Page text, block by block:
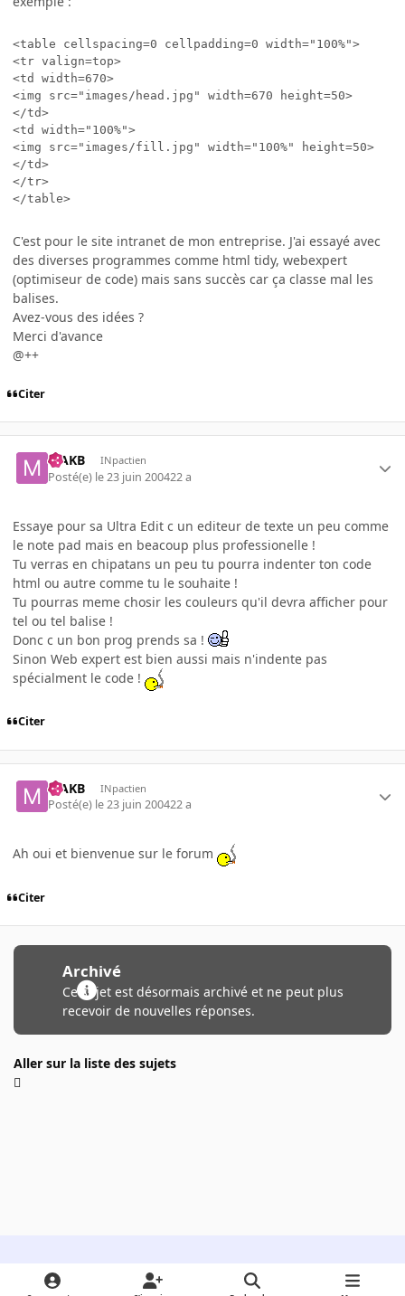
<table cellspacing=0 cellpadding=0 width="100%">
<tr valign=top>
<td width=670>
<img src="images/head.jpg" width=670 height=50>
</td>
<td width="100%">
<img src="images/fill.jpg" width="100%" height=50>
</td>
</tr>
</table>
C'est pour le site intranet de mon entreprise. J'ai essayé avec
des diverses programmes comme html tidy, webexpert
(optimiseur de code) mais sans succès car ça classe mal les
balises.
Avez-vous des idées ?
Merci d'avance
@++
Citer
MAKB INpactien
Posté(e) le 23 juin 200422 a
Essaye pour sa Ultra Edit c un editeur de texte un peu comme
le note pad mais en beacoup plus professionelle !
Tu verras en chipatans un peu tu pourra indenter ton code
html ou autre comme tu le souhaite !
Tu pourras meme chosir les couleurs qu'il devra afficher pour
tel ou tel balise !
Donc c un bon prog prends sa !
Sinon Web expert est bien aussi mais n'indente pas
spécialment le code !
Citer
MAKB INpactien
Posté(e) le 23 juin 200422 a
Ah oui et bienvenue sur le forum
Citer
Archivé
Ce sujet est désormais archivé et ne peut plus
recevoir de nouvelles réponses.
Aller sur la liste des sujets
Light ModeDark ModeSystem Preference